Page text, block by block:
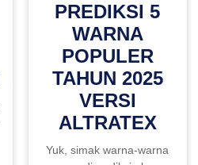
PREDIKSI 5
WARNA
POPULER
TAHUN 2025
VERSI
ALTRATEX
Yuk, simak warna-warna